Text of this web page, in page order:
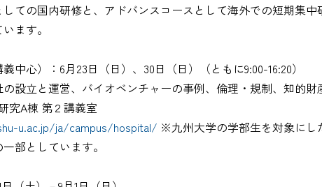
ての国内研修と、アドバンスコースとして海外での短期集
ます。
中心）：6月23日（日）、30日（日）（ともに9:00-16:20）
設立と運営、バイオベンチャーの事例、倫理・規制、知的
究A棟 第２講義室
u.ac.jp/ja/campus/hospital/ ※九州大学の学部生を対象にし
部としています。